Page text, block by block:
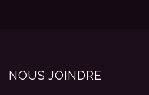
NOUS JOINDRE